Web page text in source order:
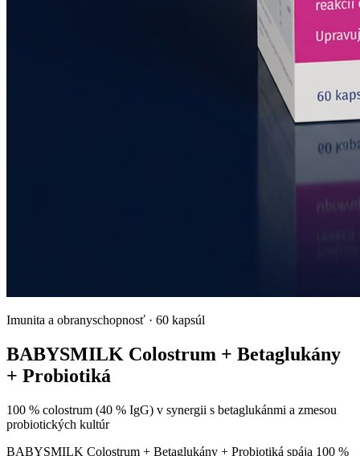
Imunita a obranyschopnosť · 60 kapsúl
BABYSMILK Colostrum + Betaglukány
+ Probiotiká
100 % colostrum (40 % IgG) v synergii s betaglukánmi a zmesou
probiotických kultúr
BABYSMILK Colostrum + Betaglukány + Probiotiká spája 100 %